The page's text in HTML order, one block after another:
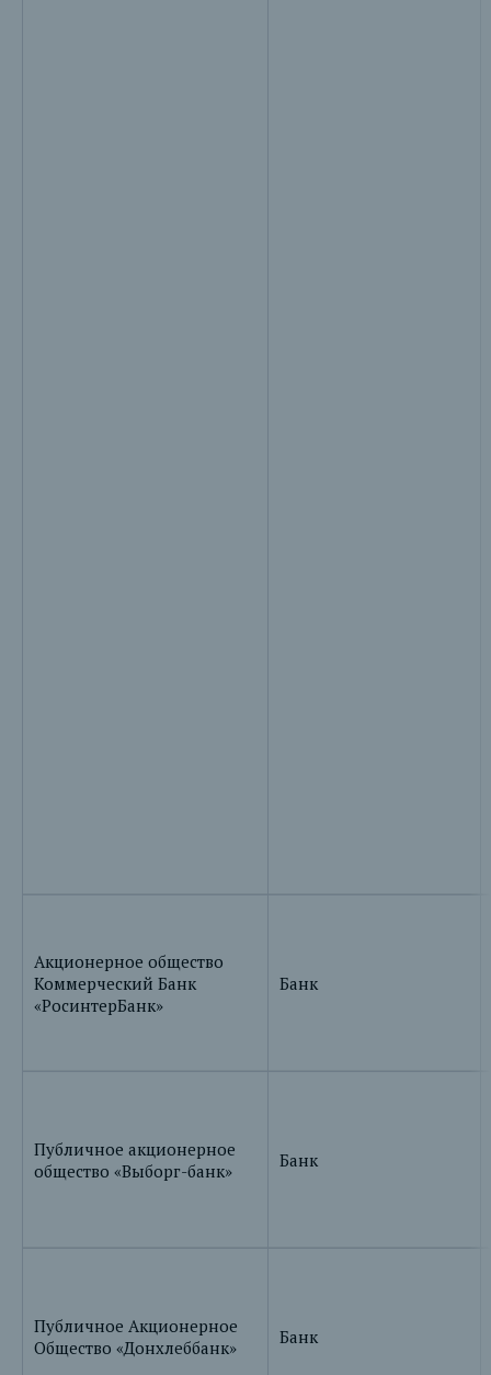
Акционерное общество
Коммерческий Банк
«РосинтерБанк»
Банк
Публичное акционерное
общество «Выборг-банк»
Банк
Публичное Акционерное
Общество «Донхлеббанк»
Банк